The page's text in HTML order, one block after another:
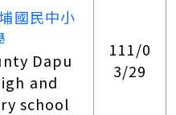
國民中小
Dapu
and
school
111/0
3/29